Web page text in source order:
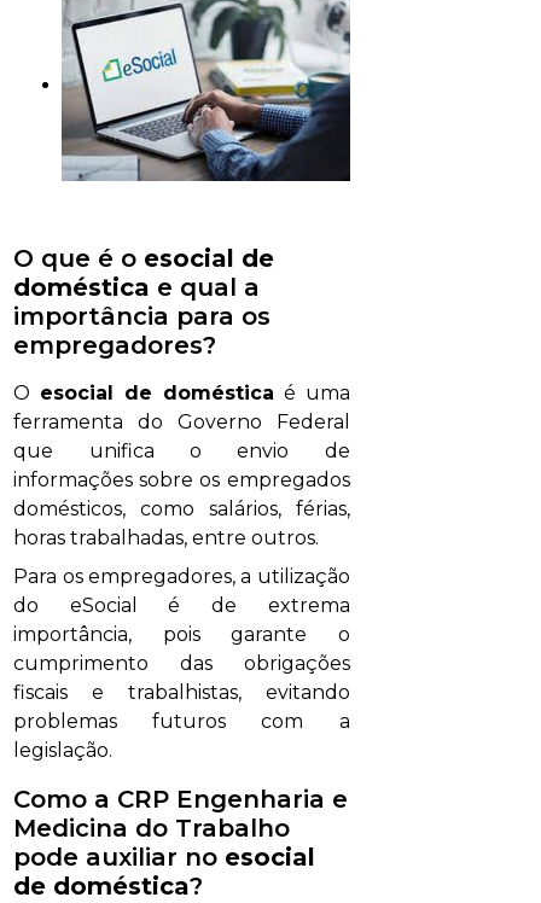
O que é o esocial de
doméstica e qual a
importância para os
empregadores?
O esocial de doméstica é uma
ferramenta do Governo Federal
que unifica o envio de
informações sobre os empregados
domésticos, como salários, férias,
horas trabalhadas, entre outros.
Para os empregadores, a utilização
do eSocial é de extrema
importância, pois garante o
cumprimento das obrigações
fiscais e trabalhistas, evitando
problemas futuros com a
legislação.
Como a CRP Engenharia e
Medicina do Trabalho
pode auxiliar no esocial
de doméstica?